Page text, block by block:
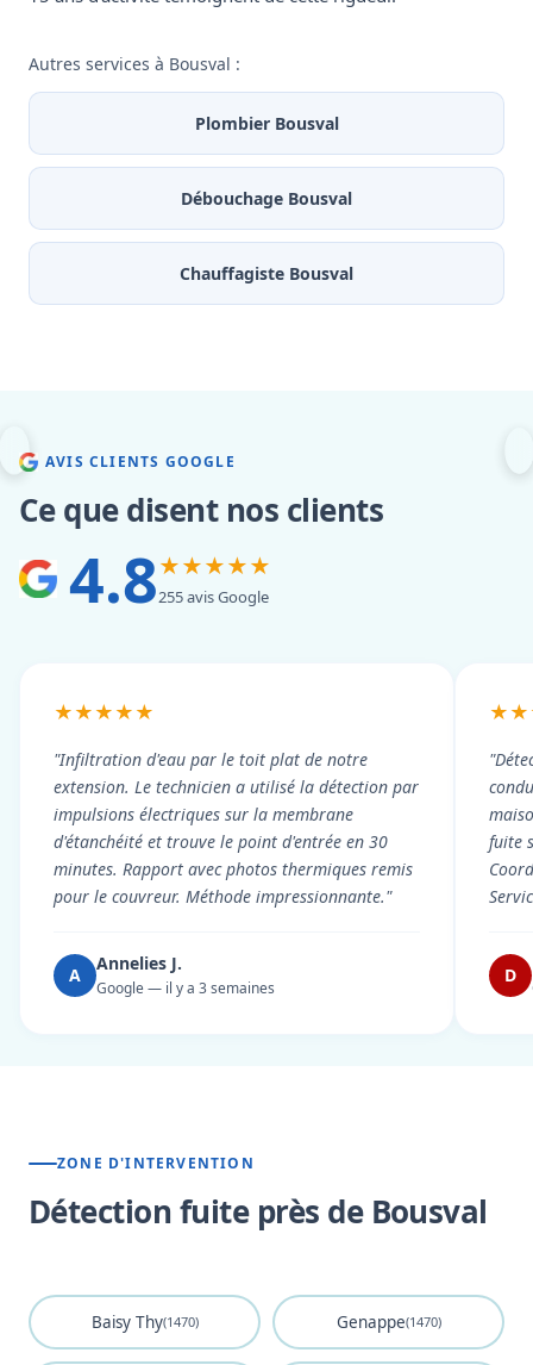
Autres services à Bousval :
Plombier Bousval
Débouchage Bousval
Chauffagiste Bousval
AVIS CLIENTS GOOGLE
Ce que disent nos clients
4.8★★★★★
255 avis Google
★★★★★
"Infiltration d'eau par le toit plat de notre
extension. Le technicien a utilisé la détection par
impulsions électriques sur la membrane
d'étanchéité et trouve le point d'entrée en 30
minutes. Rapport avec photos thermiques remis
pour le couvreur. Méthode impressionnante."
A
Annelies J.
Google — il y a 3 semaines
fuite
D
ZONE D'INTERVENTION
Détection fuite près de Bousval
Baisy Thy(1470) Genappe(1470)